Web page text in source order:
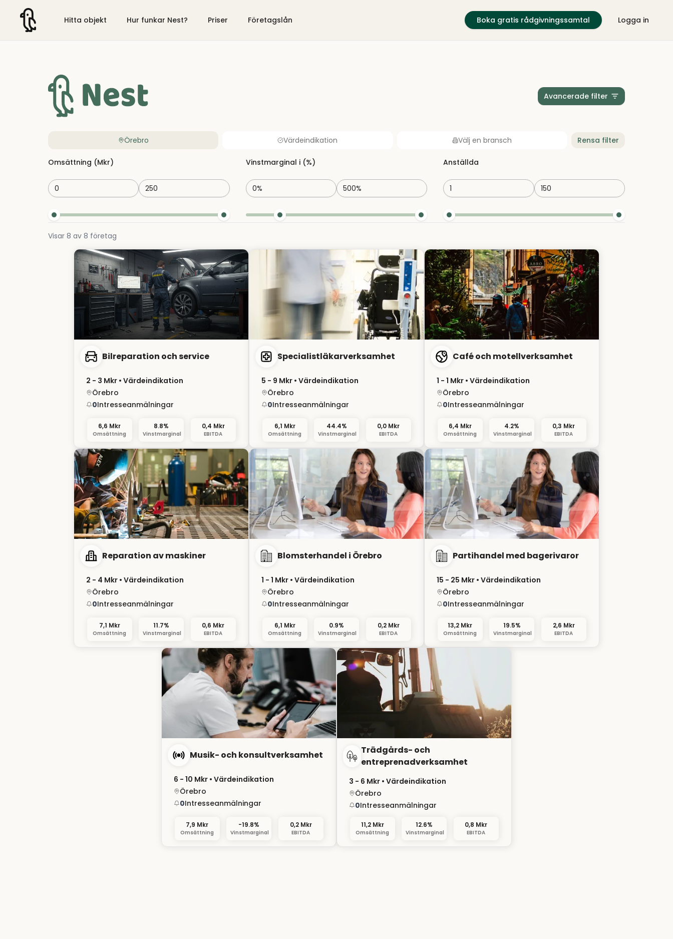
Hitta objekt Hur funkar Nest? Priser Företagslån Boka gratis rådgivningssamtal Logga in
Avancerade filter
Örebro Värdeindikation Välj en bransch Rensa filter
Omsättning (Mkr) Vinstmarginal i (%) Anställda
Visar 8 av 8 företag
Bilreparation och service
2 - 3 Mkr • Värdeindikation
Örebro
0Intresseanmälningar
6,6 Mkr
Omsättning
8.8%
Vinstmarginal
0,4 Mkr
EBITDA
Specialistläkarverksamhet
5 - 9 Mkr • Värdeindikation
Örebro
0Intresseanmälningar
6,1 Mkr
Omsättning
44.4%
Vinstmarginal
0,0 Mkr
EBITDA
Café och motellverksamhet
1 - 1 Mkr • Värdeindikation
Örebro
0Intresseanmälningar
6,4 Mkr
Omsättning
4.2%
Vinstmarginal
0,3 Mkr
EBITDA
Reparation av maskiner
2 - 4 Mkr • Värdeindikation
Örebro
0Intresseanmälningar
7,1 Mkr
Omsättning
11.7%
Vinstmarginal
0,6 Mkr
EBITDA
Blomsterhandel i Örebro
1 - 1 Mkr • Värdeindikation
Örebro
0Intresseanmälningar
6,1 Mkr
Omsättning
0.9%
Vinstmarginal
0,2 Mkr
EBITDA
Partihandel med bagerivaror
15 - 25 Mkr • Värdeindikation
Örebro
0Intresseanmälningar
13,2 Mkr
Omsättning
19.5%
Vinstmarginal
2,6 Mkr
EBITDA
Musik- och konsultverksamhet
6 - 10 Mkr • Värdeindikation
Örebro
0Intresseanmälningar
7,9 Mkr
Omsättning
-19.8%
Vinstmarginal
0,2 Mkr
EBITDA
Trädgårds- och
entreprenadverksamhet
3 - 6 Mkr • Värdeindikation
Örebro
0Intresseanmälningar
11,2 Mkr
Omsättning
12.6%
Vinstmarginal
0,8 Mkr
EBITDA